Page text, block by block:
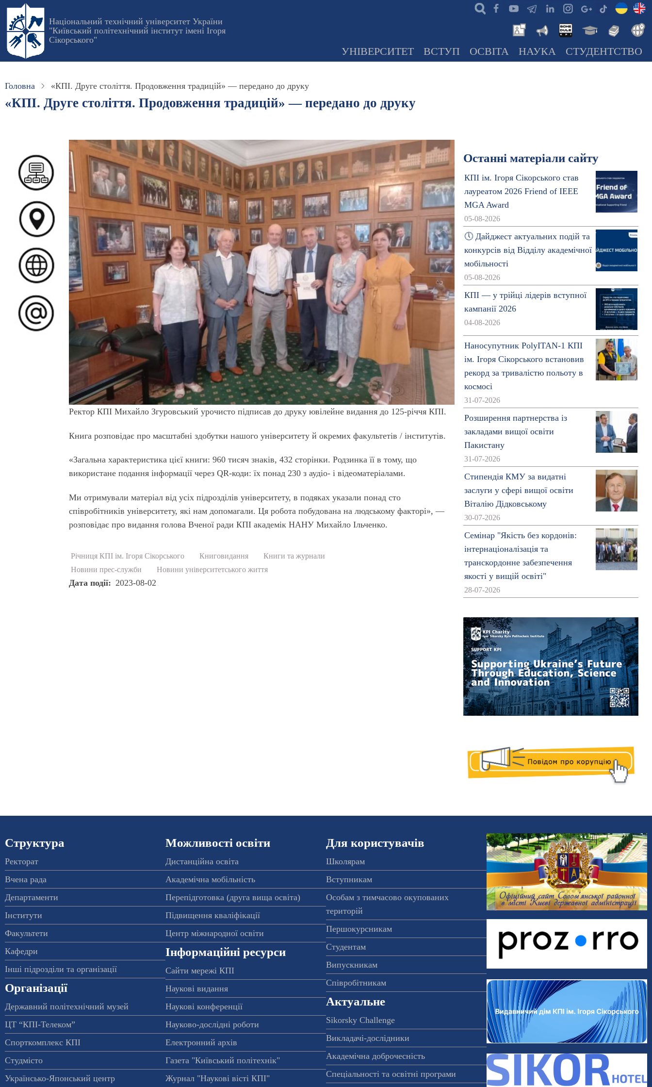
Перейти
основного
вмісту
Національний технічний університет України
"Київський політехнічний інститут імені Ігоря
Сікорського"
УНІВЕРСИТЕТ ВСТУП ОСВІТА НАУКА СТУДЕНТСТВО
Головна «КПІ. Друге століття. Продовження традицій» — передано до друку
«КПІ. Друге століття. Продовження традицій» — передано до друку
Ректор КПІ Михайло Згуровський урочисто підписав до друку ювілейне видання до 125-річчя КПІ.
Книга розповідає про масштабні здобутки нашого університету й окремих факультетів / інститутів.
«Загальна характеристика цієї книги: 960 тисяч знаків, 432 сторінки. Родзинка її в тому, що
використане подання інформації через QR-коди: їх понад 230 з аудіо- і відеоматеріалами.
Ми отримували матеріал від усіх підрозділів університету, в подяках указали понад сто
співробітників університету, які нам допомагали. Ця робота побудована на людському факторі», —
розповідає про видання голова Вченої ради КПІ академік НАНУ Михайло Ільченко.
Річниця КПІ ім. Ігоря Сікорського Книговидання
Книги та журнали
Новини прес-служби
Новини університетського життя
Дата події 2023-08-02
Останні матеріали сайту
КПІ ім. Ігоря Сікорського став
лауреатом 2026 Friend of IEEE
MGA Award
05-08-2026
🕔 Дайджест актуальних подій та
конкурсів від Відділу академічної
мобільності
05-08-2026
КПІ — у трійці лідерів вступної
кампанії 2026
04-08-2026
Наносупутник PolyITAN-1 КПІ
ім. Ігоря Сікорського встановив
рекорд за тривалістю польоту в
космосі
31-07-2026
Розширення партнерства із
закладами вищої освіти
Пакистану
31-07-2026
Стипендія КМУ за видатні
заслуги у сфері вищої освіти
Віталію Дідковському
30-07-2026
Семінар "Якість без кордонів:
інтернаціоналізація та
транскордонне забезпечення
якості у вищій освіті"
28-07-2026
Структура
Ректорат
Вчена рада
Департаменти
Інститути
Факультети
Кафедри
Інші підрозділи та організації
Організації
Державний політехнічний музей
ЦТ “КПІ-Телеком”
Спорткомплекс КПІ
Студмісто
Українсько-Японський центр
Можливості освіти
Дистанційна освіта
Академічна мобільність
Перепідготовка (друга вища освіта)
Підвищення кваліфікації
Центр міжнародної освіти
Інформаційні ресурси
Сайти мережі КПІ
Наукові видання
Наукові конференції
Науково-дослідні роботи
Електронний архів
Газета "Київський політехнік"
Журнал "Наукові вісті КПІ"
Для користувачів
Школярам
Вступникам
Особам з тимчасово окупованих
територій
Першокурсникам
Студентам
Випускникам
Співробітникам
Актуальне
Sikorsky Challenge
Викладачі-дослідники
Академічна доброчесність
Спеціальності та освітні програми